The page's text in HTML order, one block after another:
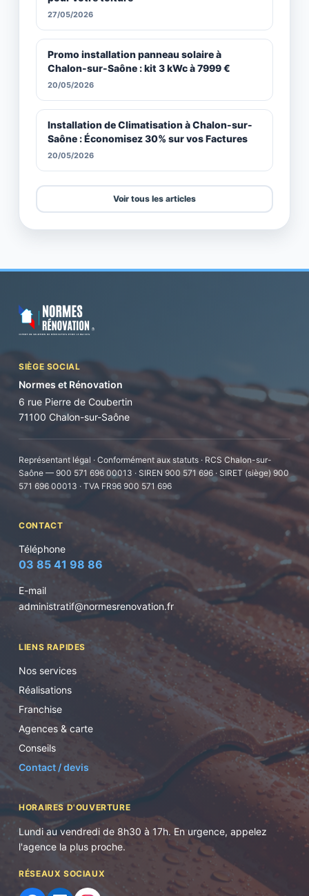
27/05/2026
Promo installation panneau solaire à
Chalon-sur-Saône : kit 3 kWc à 7999 €
20/05/2026
Installation de Climatisation à Chalon-sur-
Saône : Économisez 30% sur vos Factures
20/05/2026
Voir tous les articles
SIÈGE SOCIAL
Normes et Rénovation
6 rue Pierre de Coubertin
71100 Chalon-sur-Saône
Représentant légal · Conformément aux statuts · RCS Chalon-sur-
Saône — 900 571 696 00013 · SIREN 900 571 696 · SIRET (siège) 900
571 696 00013 · TVA FR96 900 571 696
CONTACT
Téléphone
03 85 41 98 86
E-mail
administratif@normesrenovation.fr
LIENS RAPIDES
Nos services
Réalisations
Franchise
Agences & carte
Conseils
Contact / devis
HORAIRES D'OUVERTURE
Lundi au vendredi de 8h30 à 17h. En urgence, appelez
l'agence la plus proche.
RÉSEAUX SOCIAUX